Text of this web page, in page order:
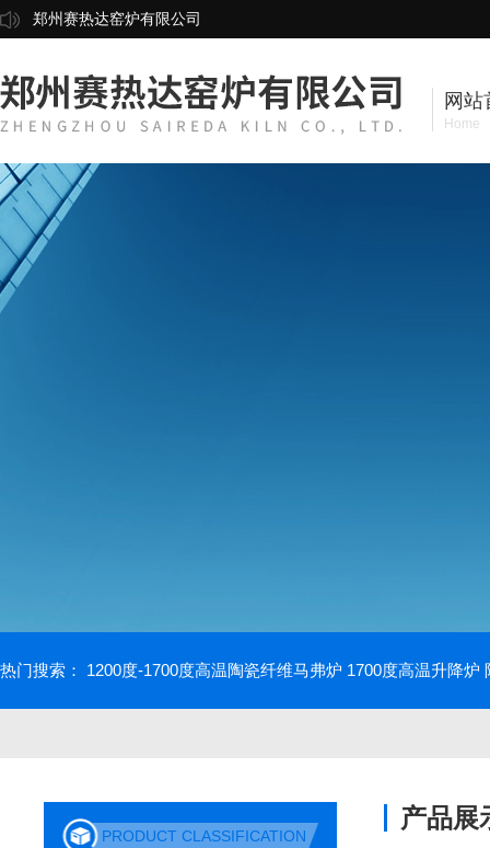
郑州赛热达窑炉有限公司
网站
Home
热门搜索： 1200度-1700度高温陶瓷纤维马弗炉 1700度高温升降炉
PRODUCT CLASSIFICATION
产品展